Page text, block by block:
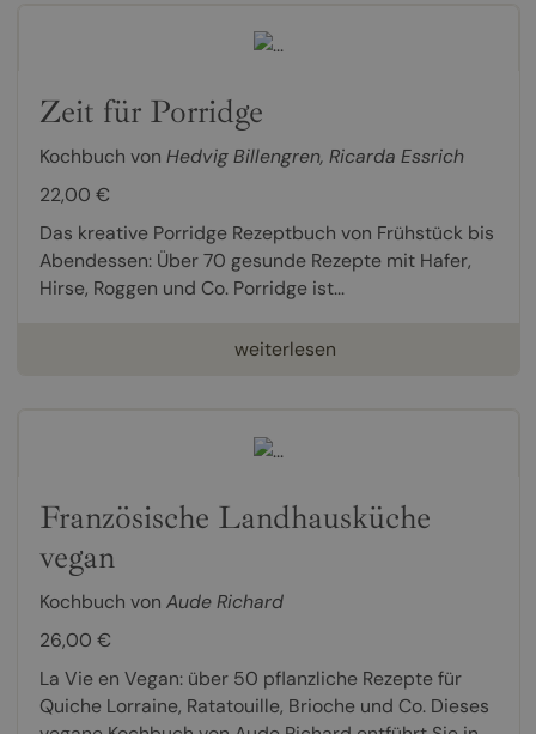
Zeit für Porridge
Kochbuch von Hedvig Billengren, Ricarda Essrich
22,00 €
Das kreative Porridge Rezeptbuch von Frühstück bis
Abendessen: Über 70 gesunde Rezepte mit Hafer,
Hirse, Roggen und Co. Porridge ist...
weiterlesen
Französische Landhausküche
vegan
Kochbuch von Aude Richard
26,00 €
La Vie en Vegan: über 50 pflanzliche Rezepte für
Quiche Lorraine, Ratatouille, Brioche und Co. Dieses